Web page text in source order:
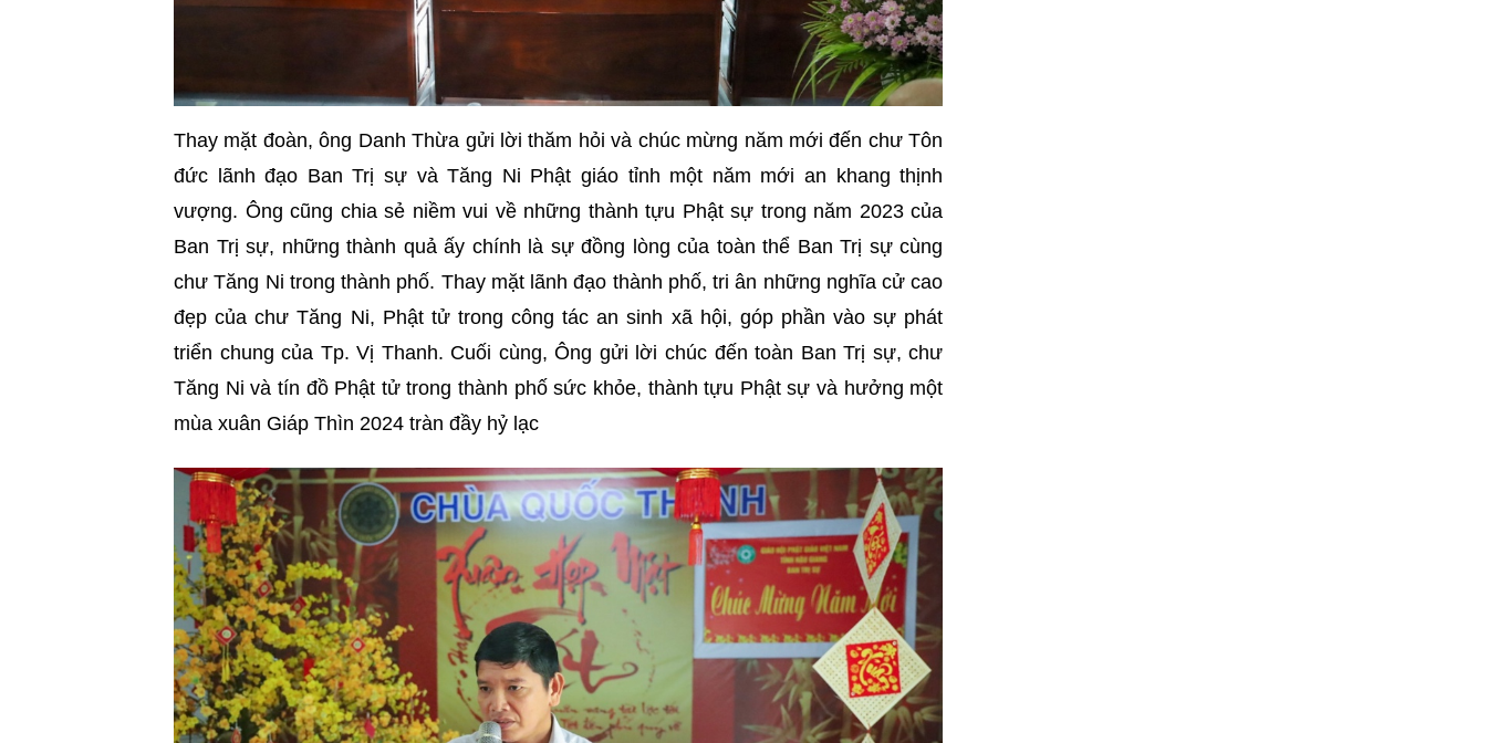
Thay mặt đoàn, ông Danh Thừa gửi lời thăm hỏi và chúc mừng năm mới đến chư Tôn
đức lãnh đạo Ban Trị sự và Tăng Ni Phật giáo tỉnh một năm mới an khang thịnh
vượng. Ông cũng chia sẻ niềm vui về những thành tựu Phật sự trong năm 2023 của
Ban Trị sự, những thành quả ấy chính là sự đồng lòng của toàn thể Ban Trị sự cùng
chư Tăng Ni trong thành phố. Thay mặt lãnh đạo thành phố, tri ân những nghĩa cử cao
đẹp của chư Tăng Ni, Phật tử trong công tác an sinh xã hội, góp phần vào sự phát
triển chung của Tp. Vị Thanh. Cuối cùng, Ông gửi lời chúc đến toàn Ban Trị sự, chư
Tăng Ni và tín đồ Phật tử trong thành phố sức khỏe, thành tựu Phật sự và hưởng một
mùa xuân Giáp Thìn 2024 tràn đầy hỷ lạc